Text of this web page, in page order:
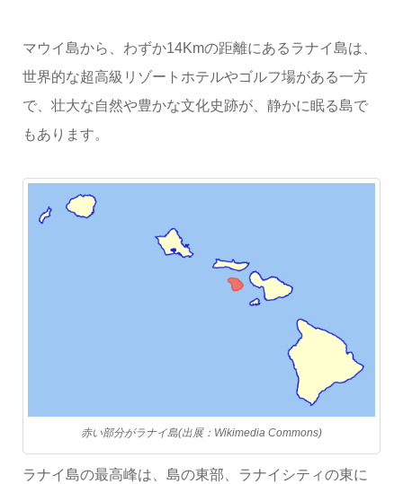
マウイ島から、わずか14Kmの距離にあるラナイ島は、
世界的な超高級リゾートホテルやゴルフ場がある一方
で、壮大な自然や豊かな文化史跡が、静かに眠る島で
もあります。
赤い部分がラナイ島(出展：Wikimedia Commons)
ラナイ島の最高峰は、島の東部、ラナイシティの東に